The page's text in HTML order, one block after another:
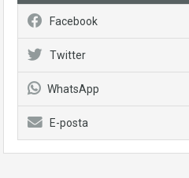
Facebook
Twitter
WhatsApp
E-posta